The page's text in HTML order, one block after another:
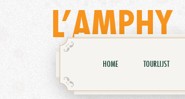
HOME TOURLIJST
L’AMPHY